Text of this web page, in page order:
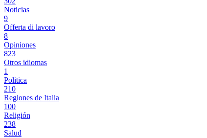
Noticias
9
Offerta di lavoro
8
Opiniones
823
Otros idiomas
1
Politica
210
Regiones de Italia
100
Religión
238
Salud